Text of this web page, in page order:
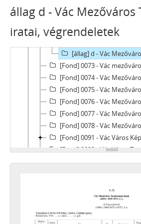
állag d - Vác Mezőváros
iratai, végrendeletek
[Fond] 0072 - Vác Mezőváros
[állag] a - Vác Mezőváros Tanácsának iratai, tanácsülési,
[állag] b - Vác Mezőváros
[állag] d - Vác Mezőváros
[Fond] 0073 - Vác mezőváros
[Fond] 0074 - Vác Mezőváros
[Fond] 0075 - Vác Mezőváros
[Fond] 0076 - Vác Mezőváros
[Fond] 0077 - Vác Mezőváros
[Fond] 0078 - Vác Mezőváros
[Fond] 0091 - Vác Város
[Fond] 0092 - Vác Város Tanácsának iratai
[Fond] 0093 - Vác város
[Fond] 0096 - Vác Város
[Fond] 0097 - Vác Város
[Fond] 0098 - Vác város